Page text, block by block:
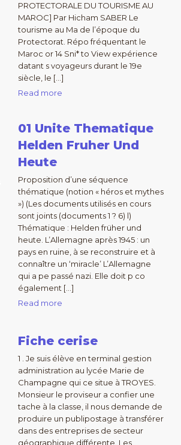
PROTECTORALE DU TOURISME AU
MAROC] Par Hicham SABER Le
tourisme au Ma de l’époque du
Protectorat. Répo fréquentant le
Maroc or 14 Sni* to View expérience
datant s voyageurs durant le 19e
siècle, le […]
Read more
01 Unite Thematique
Helden Fruher Und
Heute
Proposition d’une séquence
thématique (notion « héros et mythes
») (Les documents utilisés en cours
sont joints (documents 1 ? 6) l)
Thématique : Helden früher und
heute. L’Allemagne après 1945 : un
pays en ruine, à se reconstruire et à
connaître un ‘miracle’ L’Allemagne
qui a pe passé nazi. Elle doit p co
également […]
Read more
Fiche cerise
1 . Je suis élève en terminal gestion
administration au lycée Marie de
Champagne qui ce situe à TROYES.
Monsieur le proviseur a confier une
tache à la classe, il nous demande de
produire un publipostage à transférer
dans des entreprises de secteur
géographique différente. Les